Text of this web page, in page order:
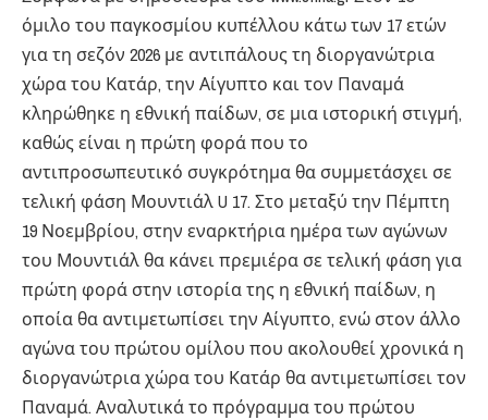
όμιλο του παγκοσμίου κυπέλλου κάτω των 17 ετών
για τη σεζόν 2026 με αντιπάλους τη διοργανώτρια
χώρα του Κατάρ, την Αίγυπτο και τον Παναμά
κληρώθηκε η εθνική παίδων, σε μια ιστορική στιγμή,
καθώς είναι η πρώτη φορά που το
αντιπροσωπευτικό συγκρότημα θα συμμετάσχει σε
τελική φάση Μουντιάλ U 17. Στο μεταξύ την Πέμπτη
19 Νοεμβρίου, στην εναρκτήρια ημέρα των αγώνων
του Μουντιάλ θα κάνει πρεμιέρα σε τελική φάση για
πρώτη φορά στην ιστορία της η εθνική παίδων, η
οποία θα αντιμετωπίσει την Αίγυπτο, ενώ στον άλλο
αγώνα του πρώτου ομίλου που ακολουθεί χρονικά η
διοργανώτρια χώρα του Κατάρ θα αντιμετωπίσει τον
Παναμά. Αναλυτικά το πρόγραμμα του πρώτου